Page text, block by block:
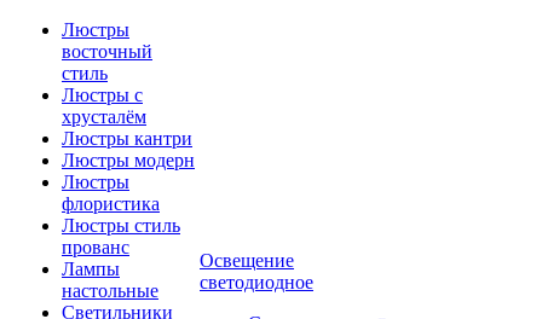
Люстры
восточный
стиль
Люстры с
хрусталём
Люстры кантри
Люстры модерн
Люстры
флористика
Люстры стиль
прованс
Лампы
настольные
Светильники
Освещение
светодиодное